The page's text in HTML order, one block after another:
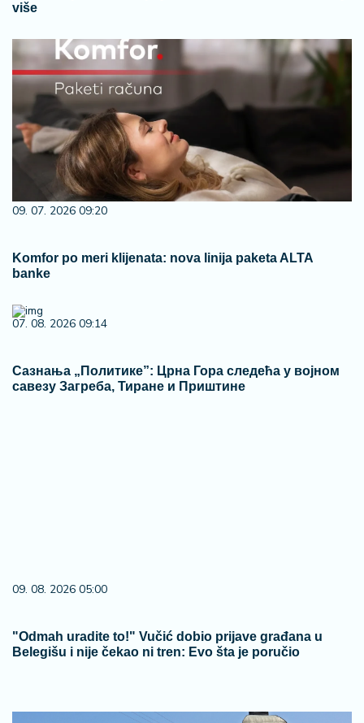
više
09. 07. 2026 09:20
Komfor po meri klijenata: nova linija paketa ALTA
banke
07. 08. 2026 09:14
Сазнања „Политике”: Црна Гора следећа у војном
савезу Загреба, Тиране и Приштине
09. 08. 2026 05:00
"Odmah uradite to!" Vučić dobio prijave građana u
Belegišu i nije čekao ni tren: Evo šta je poručio